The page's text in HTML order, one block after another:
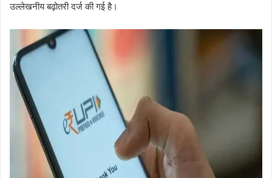
उल्लेखनीय बढ़ोतरी दर्ज की गई है।